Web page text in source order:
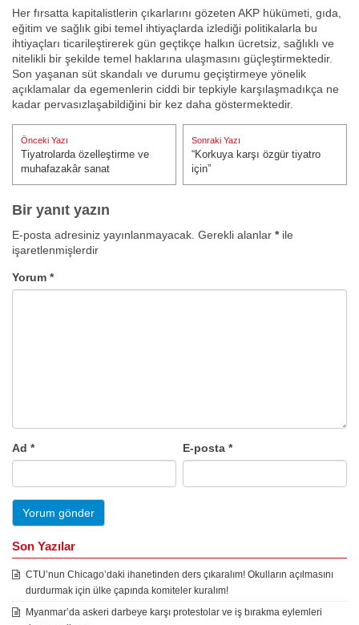
Her fırsatta kapitalistlerin çıkarlarını gözeten AKP hükümeti, gıda,
eğitim ve sağlık gibi temel ihtiyaçlarda izlediği politikalarla bu
ihtiyaçları ticarileştirerek gün geçtikçe halkın ücretsiz, sağlıklı ve
nitelikli bir şekilde temel haklarına ulaşmasını güçleştirmektedir.
Son yaşanan süt skandalı ve durumu geçiştirmeye yönelik
açıklamalar da egemenlerin ciddi bir tepkiyle karşılaşmadıkça ne
kadar pervasızlaşabildiğini bir kez daha göstermektedir.
Yazı
gezinmesi
Önceki Yazı
Önceki Yazı:
Tiyatrolarda özelleştirme ve
muhafazakâr sanat
Sonraki Yazı
Sonraki Yazı:
“Korkuya karşı özgür tiyatro
için”
Bir yanıt yazın
E-posta adresiniz yayınlanmayacak. Gerekli alanlar *ile
işaretlenmişlerdir
Yorum *
Ad * E-posta*
Son Yazılar
CTU’nun Chicago’daki ihanetinden ders çıkaralım! Okulların açılmasını
durdurmak için ülke çapında komiteler kuralım!
Myanmar’da askeri darbeye karşı protestolar ve iş bırakma eylemleri